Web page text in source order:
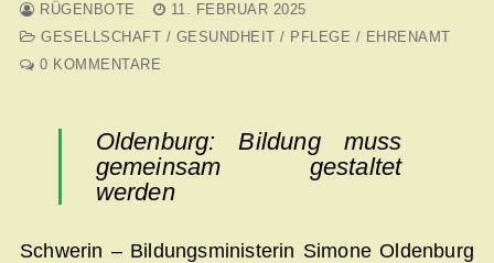
RÜGENBOTE
11. FEBRUAR 2025
GESELLSCHAFT / GESUNDHEIT / PFLEGE / EHRENAMT
0 KOMMENTARE
Oldenburg: Bildung muss
gemeinsam gestaltet
werden
Schwerin – Bildungsministerin Simone Oldenburg